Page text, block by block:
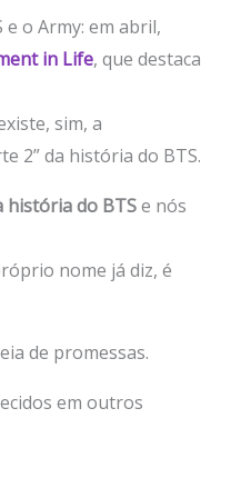
o Army: em abril,
in Life, que destaca
sim, a
2” da história do BTS.
história do BTSe nós
nome já diz, é
de promessas.
em outros